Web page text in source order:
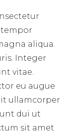
tempor
aliqua.
Integer
vitae.
eu augue
ullamcorper
dui ut
sit amet